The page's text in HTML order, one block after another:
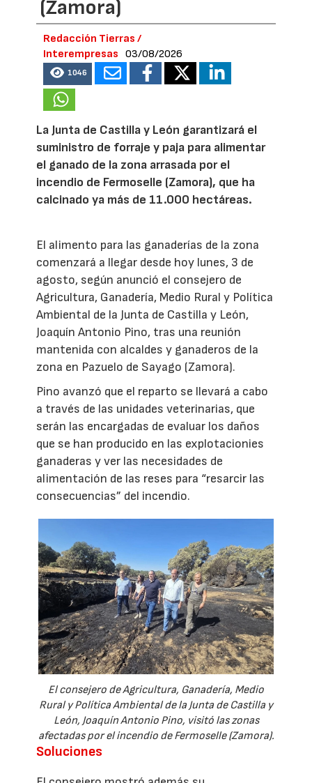
(Zamora)
Redacción Tierras /
Interempresas
03/08/2026
1046
La Junta de Castilla y León garantizará el
suministro de forraje y paja para alimentar
el ganado de la zona arrasada por el
incendio de Fermoselle (Zamora), que ha
calcinado ya más de 11.000 hectáreas.
El alimento para las ganaderías de la zona
comenzará a llegar desde hoy lunes, 3 de
agosto, según anunció el consejero de
Agricultura, Ganadería, Medio Rural y Política
Ambiental de la Junta de Castilla y León,
Joaquín Antonio Pino, tras una reunión
mantenida con alcaldes y ganaderos de la
zona en Pazuelo de Sayago (Zamora).
Pino avanzó que el reparto se llevará a cabo
a través de las unidades veterinarias, que
serán las encargadas de evaluar los daños
que se han producido en las explotacionies
ganaderas y ver las necesidades de
alimentación de las reses para “resarcir las
consecuencias” del incendio.
El consejero de Agricultura, Ganadería, Medio
Rural y Política Ambiental de la Junta de Castilla y
León, Joaquín Antonio Pino, visitó las zonas
afectadas por el incendio de Fermoselle (Zamora).
Soluciones